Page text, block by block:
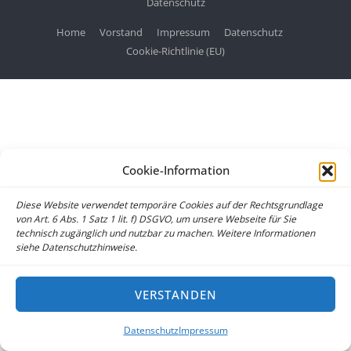
Cookie-Information
Diese Website verwendet temporäre Cookies auf der Rechtsgrundlage
von Art. 6 Abs. 1 Satz 1 lit. f) DSGVO, um unsere Webseite für Sie
technisch zugänglich und nutzbar zu machen. Weitere Informationen
siehe Datenschutzhinweise.
VERSTANDEN
DatenschutzImpressum
Home Vorstand Impressum
Datenschutz
Cookie-Richtlinie (EU)